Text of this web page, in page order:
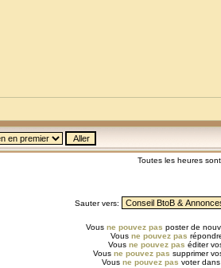
Toutes les heures
Sauter vers:
Vous ne pouvez pas poster de
Vous ne pouvez pas
Vous ne pouvez pas éditer
Vous ne pouvez pas supprimer
Vous ne pouvez pas voter